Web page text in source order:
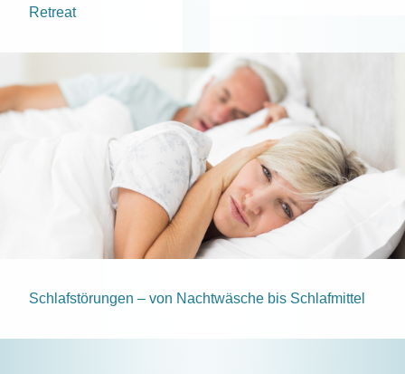
Retreat
Schlafstörungen – von Nachtwäsche bis Schlafmittel